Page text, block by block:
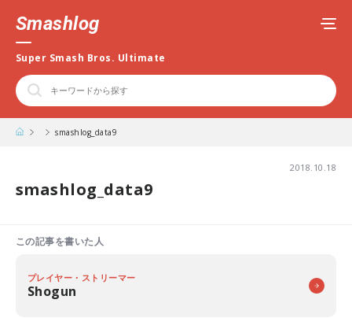
Smashlog
Super Smash Bros. Ultimate
smashlog_data9
2018.10.18
smashlog_data9
この記事を書いた人
プレイヤー・ストリーマー
Shogun